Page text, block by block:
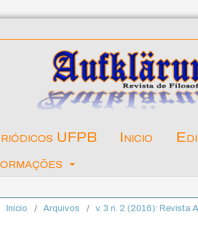
UFPB Inicio
Início / Arquivos / v. 3 n. 2 (2016): Revista